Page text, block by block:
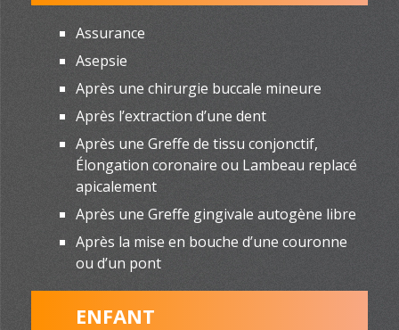
Assurance
Asepsie
Après une chirurgie buccale mineure
Après l’extraction d’une dent
Après une Greffe de tissu conjonctif,
Élongation coronaire ou Lambeau replacé
apicalement
Après une Greffe gingivale autogène libre
Après la mise en bouche d’une couronne
ou d’un pont
ENFANT